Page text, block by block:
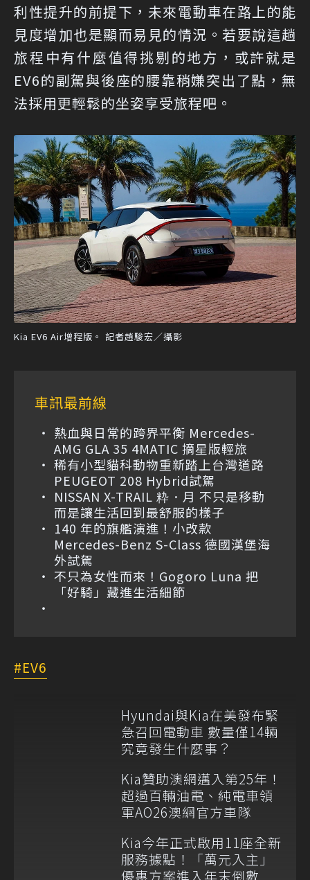
利性提升的前提下，未來電動車在路上的能
見度增加也是顯而易見的情況。若要說這趟
旅程中有什麼值得挑剔的地方，或許就是
EV6的副駕與後座的腰靠稍嫌突出了點，無
法採用更輕鬆的坐姿享受旅程吧。
Kia EV6 Air增程版。 記者趙駿宏／攝影
車訊最前線
熱血與日常的跨界平衡 Mercedes-
AMG GLA 35 4MATIC 摘星版輕旅
稀有小型貓科動物重新踏上台灣道路
PEUGEOT 208 Hybrid試駕
NISSAN X-TRAIL 粋．月 不只是移動
而是讓生活回到最舒服的樣子
140 年的旗艦演進！小改款
Mercedes-Benz S-Class 德國漢堡海
外試駕
不只為女性而來！Gogoro Luna 把
「好騎」藏進生活細節
EV6
Hyundai與Kia在美發布緊
急召回電動車 數量僅14輛
究竟發生什麼事？
Kia贊助澳網邁入第25年！
超過百輛油電、純電車領
軍AO26澳網官方車隊
Kia今年正式啟用11座全新
服務據點！「萬元入主」
優惠方案進入年末倒數